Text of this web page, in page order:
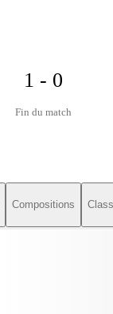
1 - 0
Fin du match
Compositions